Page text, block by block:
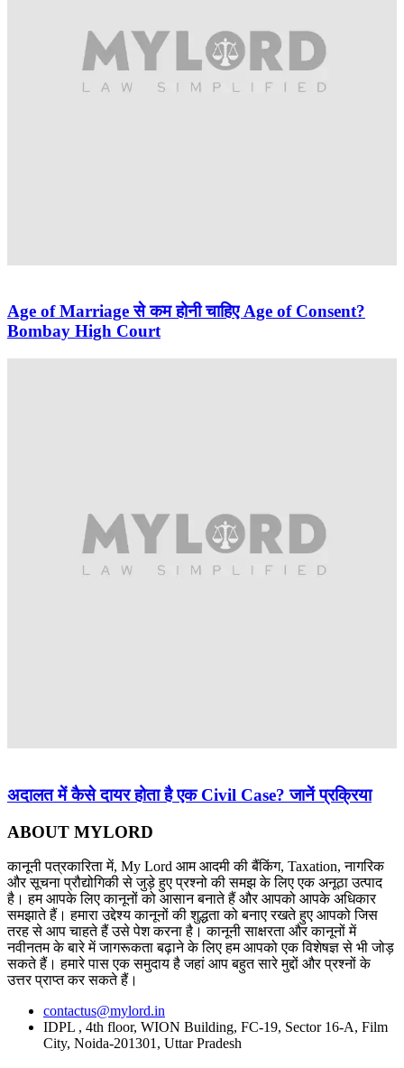
Age of Marriage से कम होनी चाहिए Age of Consent?
Bombay High Court
अदालत में कैसे दायर होता है एक Civil Case? जानें प्रक्रिया
ABOUT MYLORD
कानूनी पत्रकारिता में, My Lord आम आदमी की बैंकिंग, Taxation, नागरिक
और सूचना प्रौद्योगिकी से जुड़े हुए प्रश्नो की समझ के लिए एक अनूठा उत्पाद
है। हम आपके लिए कानूनों को आसान बनाते हैं और आपको आपके अधिकार
समझाते हैं। हमारा उद्देश्य कानूनों की शुद्धता को बनाए रखते हुए आपको जिस
तरह से आप चाहते हैं उसे पेश करना है। कानूनी साक्षरता और कानूनों में
नवीनतम के बारे में जागरूकता बढ़ाने के लिए हम आपको एक विशेषज्ञ से भी जोड़
सकते हैं। हमारे पास एक समुदाय है जहां आप बहुत सारे मुद्दों और प्रश्नों के
उत्तर प्राप्त कर सकते हैं।
contactus@mylord.in
IDPL , 4th floor, WION Building, FC-19, Sector 16-A, Film
City, Noida-201301, Uttar Pradesh